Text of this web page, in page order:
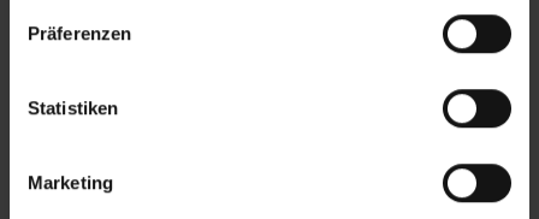
Präferenzen
Statistiken
Marketing